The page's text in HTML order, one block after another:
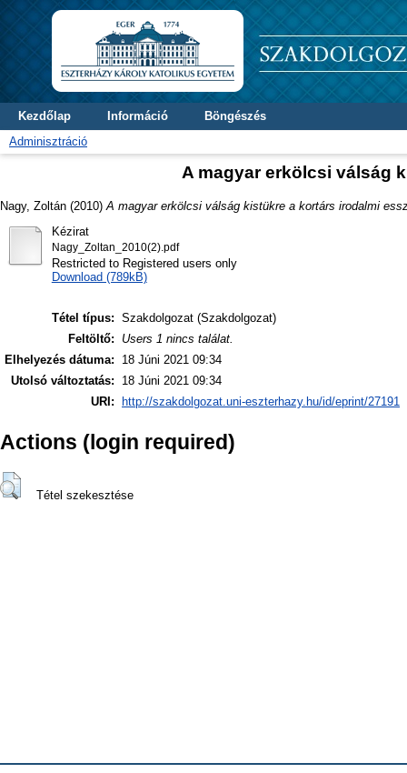
Kezdőlap Információ
Böngészés
Adminisztráció
A magyar erkölcsi válság
Nagy, Zoltán (2010) A magyar erkölcsi válság kistükre a kortárs irodalmi
Kézirat
Nagy_Zoltan_2010(2).pdf
Restricted to Registered users only
Download (789kB)
Tétel típus: Szakdolgozat (Szakdolgozat)
Feltöltő:
Users 1 nincs találat.
Elhelyezés dátuma:
18 Júni 2021 09:34
Utolsó változtatás:
18 Júni 2021 09:34
URI:
http://szakdolgozat.uni-eszterhazy.hu/id/eprint/27191
Actions (login required)
Tétel szekesztése